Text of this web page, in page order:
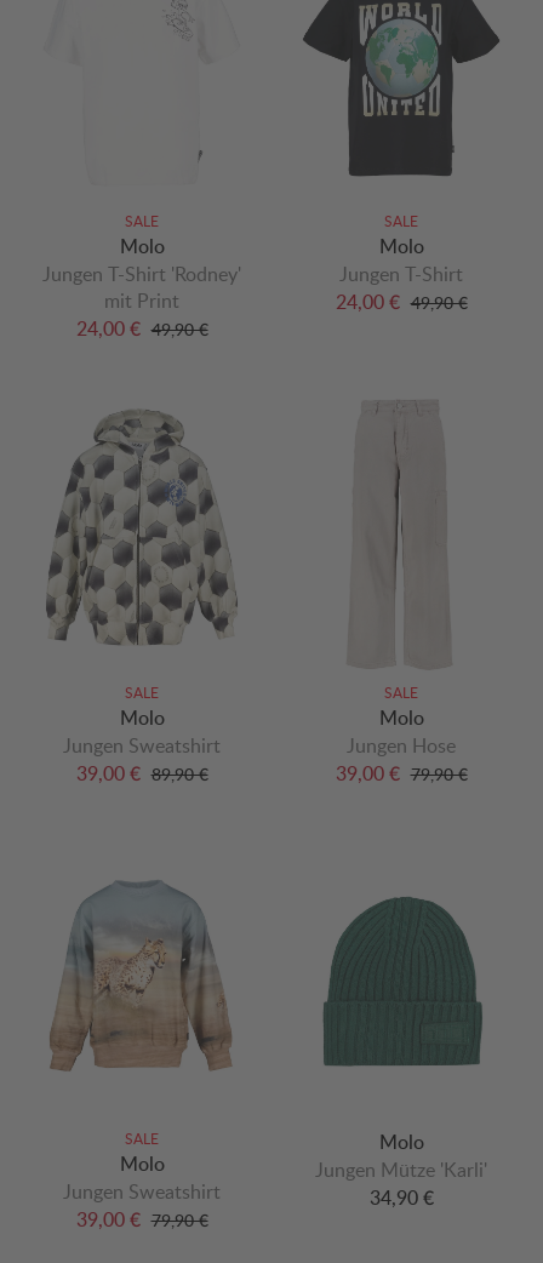
SALE
Molo
Jungen T-Shirt 'Rodney'
mit Print
24,00 € 49,90 €
SALE
Molo
Jungen T-Shirt
24,00 € 49,90 €
SALE
Molo
Jungen Sweatshirt
39,00 € 89,90 €
SALE
Molo
Jungen Hose
39,00 € 79,90 €
SALE
Molo
Jungen Sweatshirt
39,00 € 79,90 €
Molo
Jungen Mütze 'Karli'
34,90 €